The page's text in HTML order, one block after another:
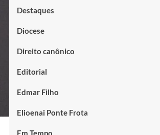
Destaques
Diocese
Direito canônico
Editorial
Edmar Filho
Elioenai Ponte Frota
Em Tempo